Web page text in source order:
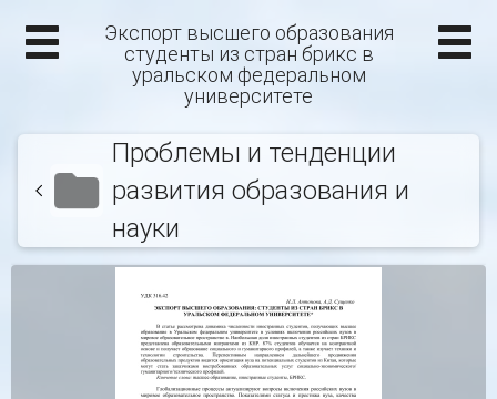
Экспорт высшего образования
студенты из стран брикс в
уральском федеральном
университете
Проблемы и тенденции
развития образования и
науки